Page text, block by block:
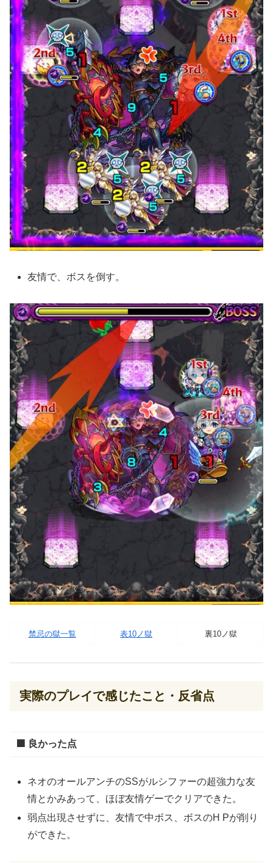
友情で、ボスを倒す。
禁忌の獄一覧 表10ノ獄 裏10ノ獄
実際のプレイで感じたこと・反省点
🟩 良かった点
ネオのオールアンチのSSがルシファーの超強力な友
情とかみあって、ほぼ友情ゲーでクリアできた。
弱点出現させずに、友情で中ボス、ボスのH Pが削り
ができた。